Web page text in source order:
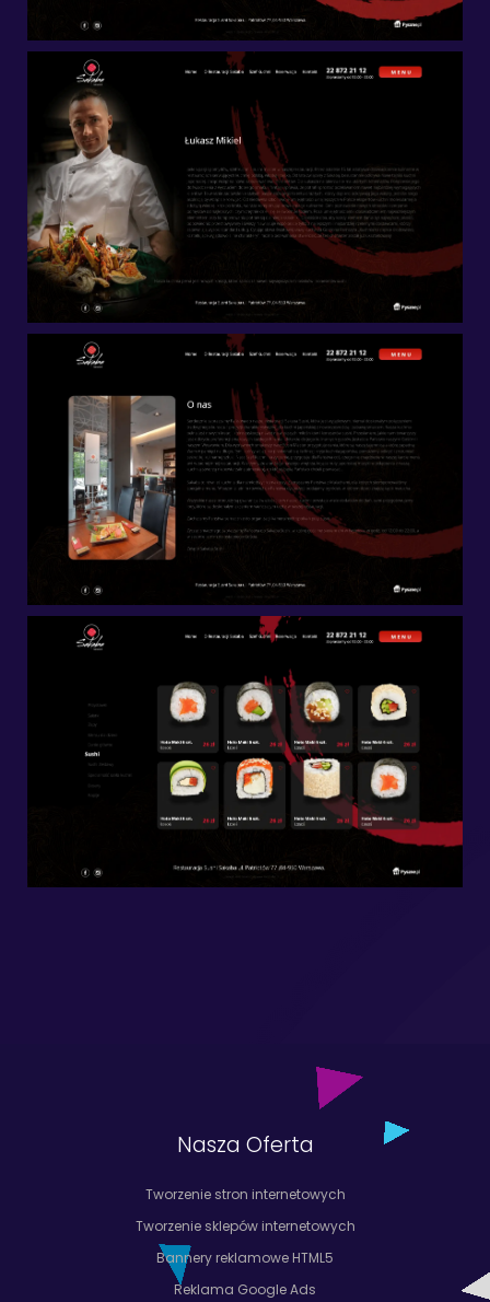
Nasza Oferta
Tworzenie stron internetowych
Tworzenie sklepów internetowych
Bannery reklamowe HTML5
Reklama Google Ads